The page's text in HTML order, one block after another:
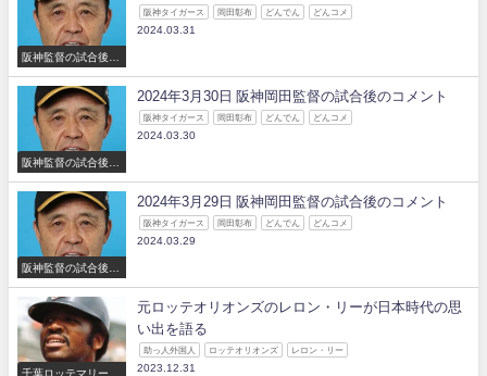
阪神監督の試合後の
コメント
阪神タイガース 岡田彰布 どんでん どんコメ
2024.03.31
阪神監督の試合後の
コメント
2024年3月30日 阪神岡田監督の試合後のコメント
阪神タイガース 岡田彰布 どんでん どんコメ
2024.03.30
阪神監督の試合後の
コメント
2024年3月29日 阪神岡田監督の試合後のコメント
阪神タイガース 岡田彰布 どんでん どんコメ
2024.03.29
千葉ロッテマリーン
元ロッテオリオンズのレロン・リーが日本時代の思
い出を語る
助っ人外国人 ロッテオリオンズ レロン・リー
2023.12.31